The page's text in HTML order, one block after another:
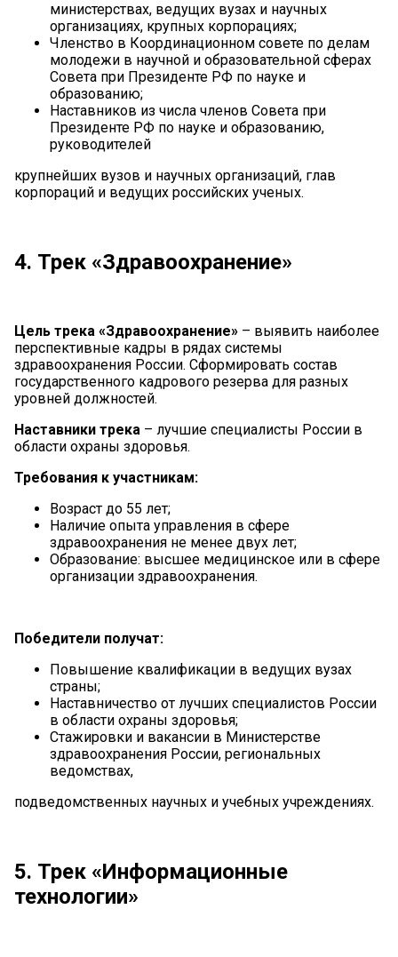
министерствах, ведущих вузах и научных
организациях, крупных корпорациях;
Членство в Координационном совете по делам
молодежи в научной и образовательной сферах
Совета при Президенте РФ по науке и
образованию;
Наставников из числа членов Совета при
Президенте РФ по науке и образованию,
руководителей
крупнейших вузов и научных организаций, глав
корпораций и ведущих российских ученых.
4. Трек «Здравоохранение»
Цель трека «Здравоохранение» – выявить наиболее
перспективные кадры в рядах системы
здравоохранения России. Сформировать состав
государственного кадрового резерва для разных
уровней должностей.
Наставники трека – лучшие специалисты России в
области охраны здоровья.
Требования к участникам:
Возраст до 55 лет;
Наличие опыта управления в сфере
здравоохранения не менее двух лет;
Образование: высшее медицинское или в сфере
организации здравоохранения.
Победители получат:
Повышение квалификации в ведущих вузах
страны;
Наставничество от лучших специалистов России
в области охраны здоровья;
Стажировки и вакансии в Министерстве
здравоохранения России, региональных
ведомствах,
подведомственных научных и учебных учреждениях.
5. Трек «Информационные
технологии»